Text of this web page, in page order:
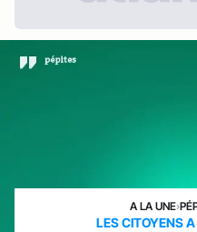
A LA UNE›
LES CITOYENS